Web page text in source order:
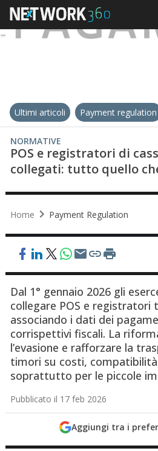
Ultimi articoli Payment regulation
NORMATIVE
POS e registratori di
collegati: tutto quello
Home Payment Regulation
Dal 1° gennaio 2026 gli
collegare POS e registratori
associando i dati dei
corrispettivi fiscali. La
l’evasione e rafforzare la
timori su costi, compatibilità
soprattutto per le piccole
Pubblicato il 17 feb 2026
Aggiungi tra i